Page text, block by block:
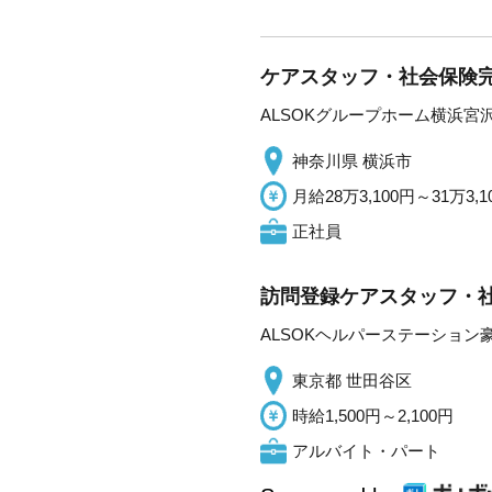
ケアスタッフ・社会保険
ALSOKグループホーム横浜宮
神奈川県 横浜市
月給28万3,100円～31万
正社員
訪問登録ケアスタッフ・
ALSOKヘルパーステーション
東京都 世田谷区
時給1,500円～2,100円
アルバイト・パート